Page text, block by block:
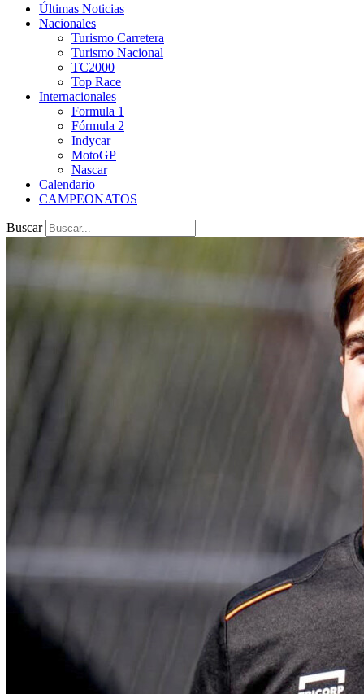
Últimas Noticias
Nacionales
Turismo Carretera
Turismo Nacional
TC2000
Top Race
Internacionales
Formula 1
Fórmula 2
Indycar
MotoGP
Nascar
Calendario
CAMPEONATOS
Buscar